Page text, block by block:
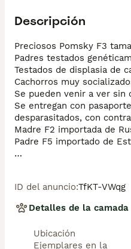
Descripción
Preciosos Pomsky F3
Padres testados
Testados de displasia de
Cachorros muy
Se pueden venir a ver sin
Se entregan con
desparasitados, con
Madre F2 importada de
Padre F5 importado de
ID del anuncio:TfKT-VWqg
Detalles de la camada
Ubicación
Ejemplares en la